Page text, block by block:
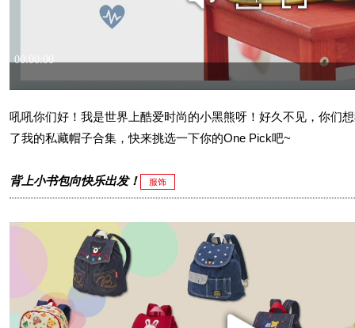
吼吼你们好！我是世界上酷爱时尚的小黑熊呀！好久不见，你们
了我的私藏帽子合集，快来挑选一下你的One Pick吧~
背上小书包向快乐出发！ 服饰